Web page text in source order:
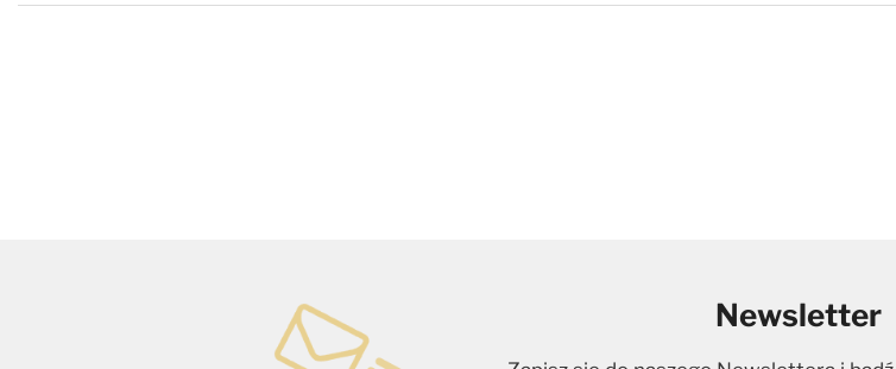
Newsletter